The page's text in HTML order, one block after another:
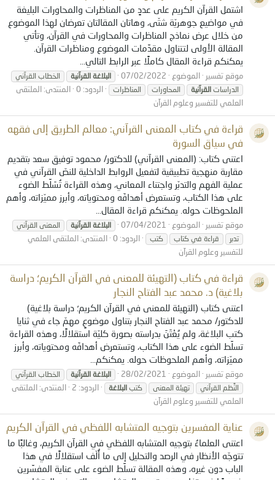
اشتمل القرآن الكريم على عددٍ من المناظرات والمحاورات البليغة
في مواضيع جوهريّة شتّى، وهاتان المقالتان تعرضان لهذا الموضوع
من خلال عرض نماذج المناظرات والمحاورات في القرآن، وتأتي
المقالة الأولى لتتناول مقدِّمات الموضوع ومناظرات القرآن.
يمكنكم قراءة المقال كاملًا عبر الرابط التالي...
موقع تفسير الموضوع 07/02/2022 البلاغة القرآنية
الخطاب القرآني
الدراسات القرآنية المحاورات المناظرات الردود: 0 المنتدى: الملتقى
العلمي للتفسير وعلوم القرآن
قراءة في كتاب المعنى القرآني: معالم الطريق إلى فقهه
في سياق السورة
اعتنى كتاب: (المعنى القرآني) للدكتور/ محمود توفيق سعد بتقديم
مقاربة منهجية تطبيقية لتفعيل الروابط الداخلية للنصّ القرآني في
عملية الفهم والتدبّر ‏واجتناء المعاني، وهذه القراءة تُسَلِّط الضوء
على هذا الكتاب، وتستعرض أهدافَه ومحتوياته، وأبرز مميّزاته، وأهم
الملحوظات حوله. يمكنكم قراءة المقال...
موقع تفسير الموضوع 07/04/2021 البلاغة القرآنية
المعنى القرآني
تدبر
قراءة في كتاب كتب الردود: 0 المنتدى: الملتقى العلمي
للتفسير وعلوم القرآن
قراءة في كتاب (التهيئة للمعنى في القرآن الكريم؛ دراسة
بلاغية) د. محمد عبد الفتاح النجار
اعتنى كتاب (التهيئة للمعنى في القرآن الكريم؛ دراسة بلاغية)
للدكتور/ محمد عبد الفتاح النجار بتناول موضوعٍ مهمّ جاء في ثنايا
كتب البلاغة، ولم يُعْتَنَ بدراسته بصورة كليّة استقلالًا، وهذه القراءة
تسلِّط الضوء على هذا الكتاب، وتستعرض أهدافَه ومحتوياته، وأبرز
مميّزاته، وأهم الملحوظات حوله. يمكنكم...
موقع تفسير الموضوع 28/02/2021 البلاغة القرآنية
الخطاب القرآني
النَّظم القرآني
تهيئة المعنى كتب البلاغة الردود: 2 المنتدى: الملتقى
العلمي للتفسير وعلوم القرآن
عناية المفسرين بتوجيه المتشابه اللفظي في القرآن الكريم
اعتنى العلماءُ بتوجيه المتشابه اللفظي في القرآن الكريم، وغالبًا ما
تتوجّه الأنظار في الرصد والتحليل إلى ما أُلّف استقلالًا في هذا
الباب دون غيره، وهذه المقالة تسلِّط الضوء على عناية المفسِّرين